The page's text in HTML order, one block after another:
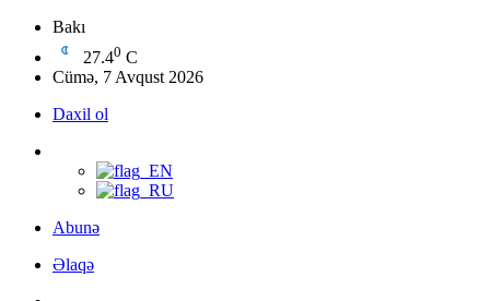
Bakı
27.40 C
Cümə, 7 Avqust 2026
Daxil ol
Abunə
Əlaqə